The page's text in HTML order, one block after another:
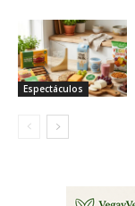
Espectáculos